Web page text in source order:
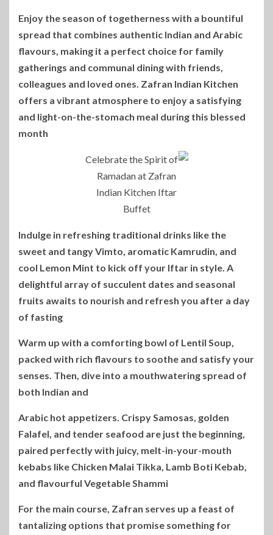
Enjoy the season of togetherness with a bountiful
spread that combines authentic Indian and Arabic
flavours, making it a perfect choice for family
gatherings and communal dining with friends,
colleagues and loved ones. Zafran Indian Kitchen
offers a vibrant atmosphere to enjoy a satisfying
and light-on-the-stomach meal during this blessed
month
Indulge in refreshing traditional drinks like the
sweet and tangy Vimto, aromatic Kamrudin, and
cool Lemon Mint to kick off your Iftar in style. A
delightful array of succulent dates and seasonal
fruits awaits to nourish and refresh you after a day
of fasting
Warm up with a comforting bowl of Lentil Soup,
packed with rich flavours to soothe and satisfy your
senses. Then, dive into a mouthwatering spread of
both Indian and
Arabic hot appetizers. Crispy Samosas, golden
Falafel, and tender seafood are just the beginning,
paired perfectly with juicy, melt-in-your-mouth
kebabs like Chicken Malai Tikka, Lamb Boti Kebab,
and flavourful Vegetable Shammi
For the main course, Zafran serves up a feast of
tantalizing options that promise something for